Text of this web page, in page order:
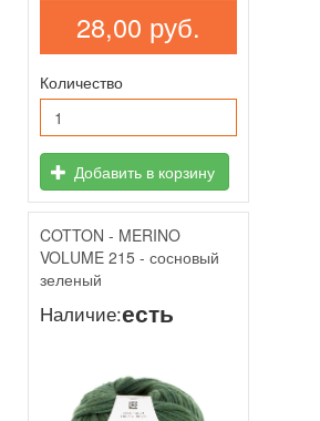
28,00 руб.
Количество
Добавить в корзину
COTTON - MERINO
VOLUME 215 - сосновый
зеленый
Наличие:есть